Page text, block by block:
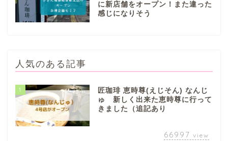
に新店舗をオープン！また違った
感じになりそう
人気のある記事
1
匠珈琲 恵時尊(えじそん) なんじ
ゅ 新しく出来た恵時尊に行って
きました（追記あり
66997 view